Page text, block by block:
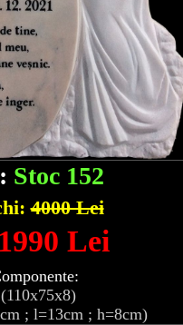
Stoc 152
4000 Lei
Lei
; l=13cm ; h=8cm)